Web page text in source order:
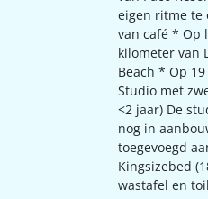
eigen ritme te
van café * Op
kilometer van
Beach * Op
Studio met
<2 jaar) De
nog in
toegevoegd
Kingsizebed
wastafel en